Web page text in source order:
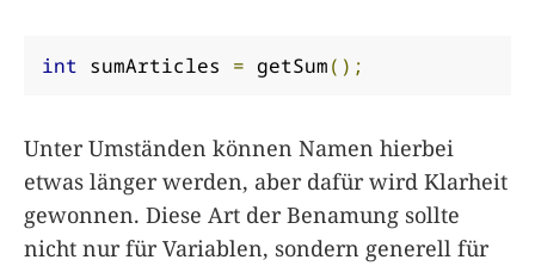
int sumArticles = getSum();
Unter Umständen können Namen hierbei
etwas länger werden, aber dafür wird Klarheit
gewonnen. Diese Art der Benamung sollte
nicht nur für Variablen, sondern generell für